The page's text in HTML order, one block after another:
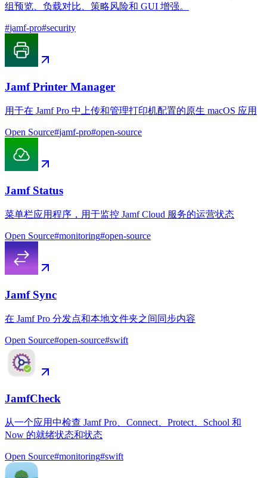
组预览、负载对比、策略风险和 GUI 增强。
#jamf-pro#security
Jamf Printer Manager
用于在 Jamf Pro 中上传和管理打印机配置的原生 macOS 应用
Open Source#jamf-pro#open-source
Jamf Status
菜单栏应用程序，用于监控 Jamf Cloud 服务的运营状态
Open Source#monitoring#open-source
Jamf Sync
在 Jamf Pro 分发点和本地文件夹之间同步内容
Open Source#open-source#swift
JamfCheck
从一个应用中检查 Jamf Pro、Connect、Protect、School 和
Now 的就绪状态和状态
Open Source#monitoring#swift